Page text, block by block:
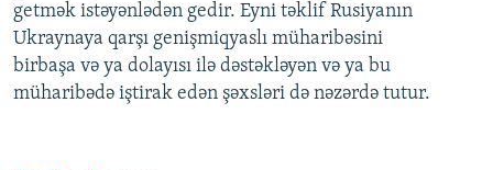
getmək istəyənlədən gedir. Eyni təklif Rusiyanın
Ukraynaya qarşı genişmiqyaslı müharibəsini
birbaşa və ya dolayısı ilə dəstəkləyən və ya bu
müharibədə iştirak edən şəxsləri də nəzərdə tutur.